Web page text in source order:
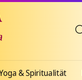
& Spiritualität